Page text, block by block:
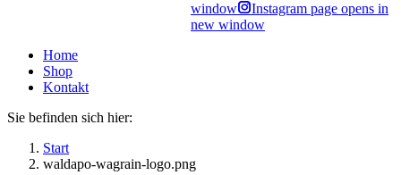
window
Instagram page opens in
new window
Home
Shop
Kontakt
Sie befinden sich hier:
Start
waldapo-wagrain-logo.png